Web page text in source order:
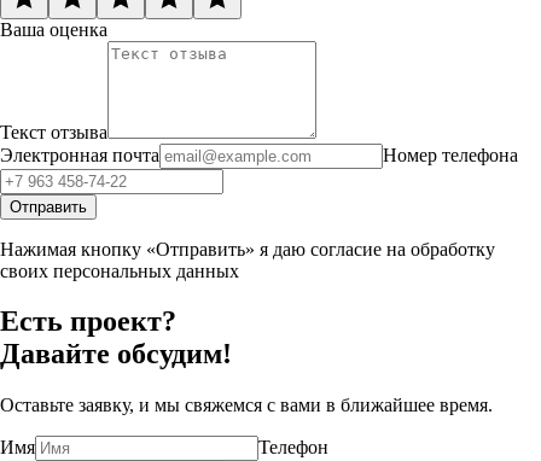
Ваша оценка
Текст отзыва
Электронная почта
Номер телефона
Отправить
Нажимая кнопку «Отправить» я даю согласие на обработку
своих персональных данных
Есть проект?
Давайте обсудим!
Оставьте заявку, и мы свяжемся с вами в ближайшее время.
Имя
Телефон